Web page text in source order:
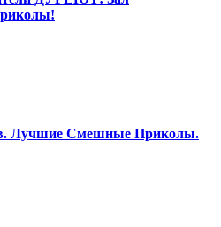
Лучшие Смешные Приколы.